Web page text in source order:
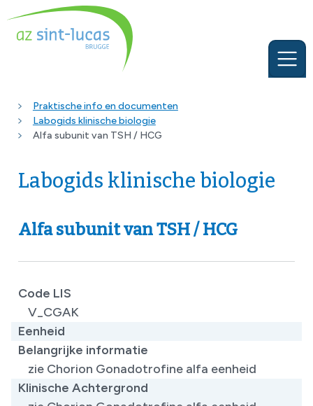
Praktische info en documenten
Labogids klinische biologie
Alfa subunit van TSH / HCG
Labogids klinische biologie
Alfa subunit van TSH / HCG
Code LIS
V_CGAK
Eenheid
Belangrijke informatie
zie Chorion Gonadotrofine alfa eenheid​
Klinische Achtergrond